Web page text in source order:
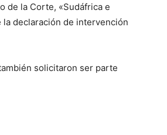
de la Corte, «Sudáfrica e
la declaración de intervención
solicitaron ser parte